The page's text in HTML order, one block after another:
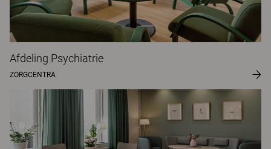
Afdeling Psychiatrie
ZORGCENTRA